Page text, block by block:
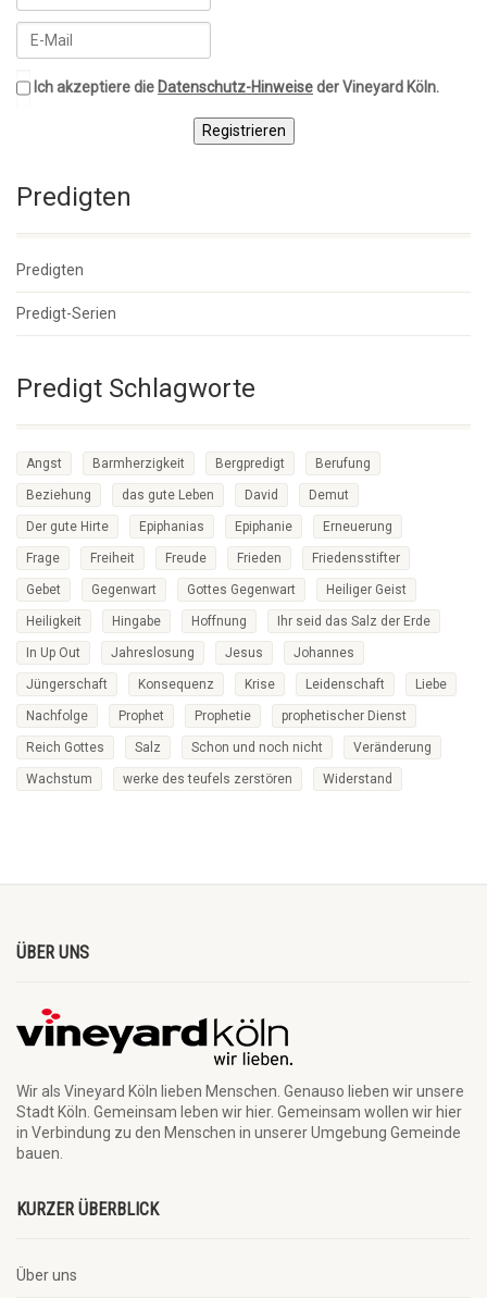
Ich akzeptiere die Datenschutz-Hinweiseder Vineyard Köln.
Registrieren
Predigten
Predigten
Predigt-Serien
Predigt Schlagworte
Angst Barmherzigkeit Bergpredigt Berufung
Beziehung das gute Leben David Demut
Der gute Hirte Epiphanias Epiphanie Erneuerung
Frage Freiheit Freude Frieden Friedensstifter
Gebet Gegenwart Gottes Gegenwart Heiliger Geist
Heiligkeit Hingabe Hoffnung Ihr seid das Salz der Erde
In Up Out Jahreslosung Jesus Johannes
Jüngerschaft Konsequenz Krise Leidenschaft Liebe
Nachfolge Prophet Prophetie prophetischer Dienst
Reich Gottes Salz Schon und noch nicht Veränderung
Wachstum werke des teufels zerstören Widerstand
ÜBER UNS
Wir als Vineyard Köln lieben Menschen. Genauso lieben wir unsere
Stadt Köln. Gemeinsam leben wir hier. Gemeinsam wollen wir hier
in Verbindung zu den Menschen in unserer Umgebung Gemeinde
bauen.
KURZER ÜBERBLICK
Über uns